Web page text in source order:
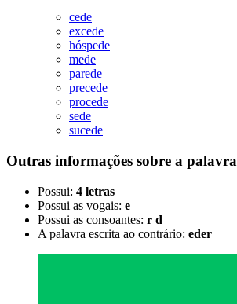
cede
excede
hóspede
mede
parede
precede
procede
sede
sucede
Outras informações sobre a palavra
Possui: 4 letras
Possui as vogais: e
Possui as consoantes: r d
A palavra escrita ao contrário: eder